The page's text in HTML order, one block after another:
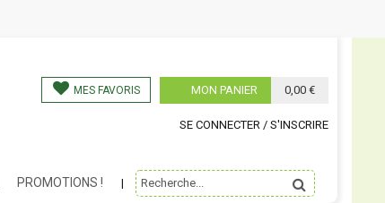
MON PANIER 0,00 €
MES FAVORIS
SE CONNECTER / S'INSCRIRE
PROMOTIONS !